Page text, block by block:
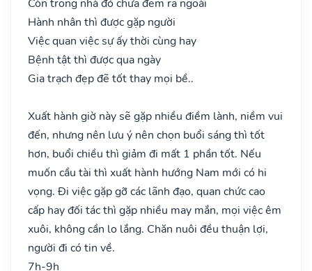
Còn trong nhà đó chưa đem ra ngoài
Hành nhân thì được gặp người
Việc quan việc sự ấy thời cùng hay
Bệnh tật thì được qua ngày
Gia trạch đẹp đẽ tốt thay mọi bề..
Xuất hành giờ này sẽ gặp nhiều điềm lành, niềm vui
đến, nhưng nên lưu ý nên chọn buổi sáng thì tốt
hơn, buổi chiều thì giảm đi mất 1 phần tốt. Nếu
muốn cầu tài thì xuất hành hướng Nam mới có hi
vọng. Đi việc gặp gỡ các lãnh đạo, quan chức cao
cấp hay đối tác thì gặp nhiều may mắn, mọi việc êm
xuôi, không cần lo lắng. Chăn nuôi đều thuận lợi,
người đi có tin về.
7h-9h